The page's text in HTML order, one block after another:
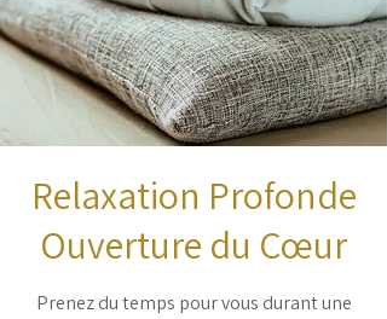
Relaxation Profonde
Ouverture du Cœur
Prenez du temps pour vous durant une